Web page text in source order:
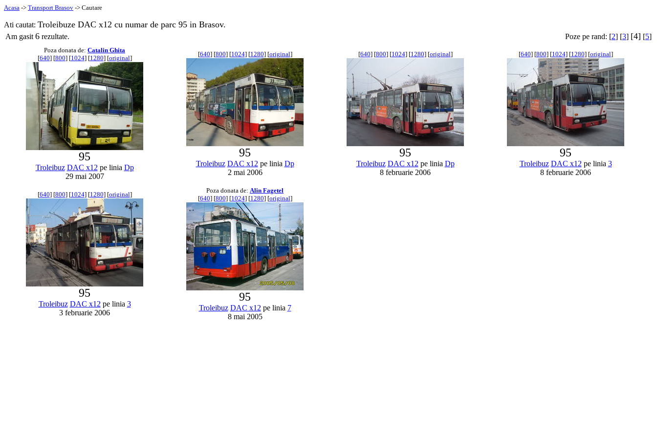
Acasa -> Transport Brasov -> Cautare
Ati cautat: Troleibuze DAC x12 cu numar de parc 95 in Brasov.
Am gasit 6 rezultate. Poze pe rand: [2] [3] [4] [5]
Poza donata de: Catalin Ghita
[640] [800] [1024] [1280] [original]
95
Troleibuz DAC x12 pe linia Dp
29 mai 2007
[640] [800] [1024] [1280] [original]
95
Troleibuz DAC x12 pe linia Dp
2 mai 2006
[640] [800] [1024] [1280] [original]
95
Troleibuz DAC x12 pe linia Dp
8 februarie 2006
[640] [800] [1024] [1280] [original]
95
Troleibuz DAC x12 pe linia 3
8 februarie 2006
[640] [800] [1024] [1280] [original]
95
Troleibuz DAC x12 pe linia 3
3 februarie 2006
Poza donata de: Alin Fagetel
[640] [800] [1024] [1280] [original]
95
Troleibuz DAC x12 pe linia 7
8 mai 2005